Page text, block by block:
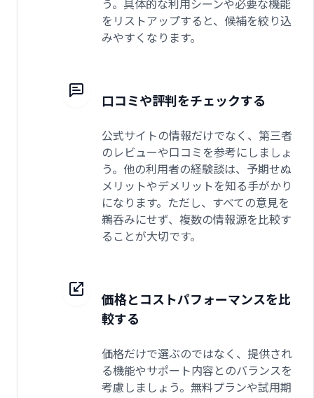
う。具体的な利用シーンや必要な機能
をリストアップすると、候補を絞り込
みやすくなります。
口コミや評判をチェックする
公式サイトの情報だけでなく、第三者
のレビューや口コミを参考にしましょ
う。他の利用者の経験談は、予期せぬ
メリットやデメリットを知る手がかり
になります。ただし、すべての意見を
鵜呑みにせず、複数の情報源を比較す
ることが大切です。
価格とコストパフォーマンスを比
較する
価格だけで選ぶのではなく、提供され
る機能やサポート内容とのバランスを
考慮しましょう。無料プランや試用期